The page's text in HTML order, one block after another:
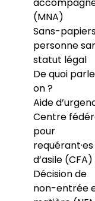
(MNA)
Sans-
personne
statut légal
De quoi
on ?
Aide
Centre
pour
requérant·es
d’asile (CFA)
Décision de
non-entrée